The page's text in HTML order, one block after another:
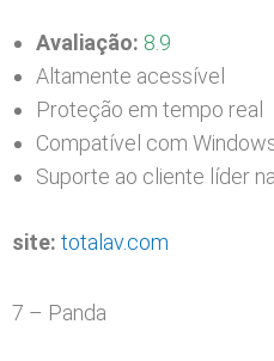
Avaliação: 8.9
Altamente acessível
Proteção em tempo real
Compatível com
Suporte ao cliente líder
site: totalav.com
7 – Panda